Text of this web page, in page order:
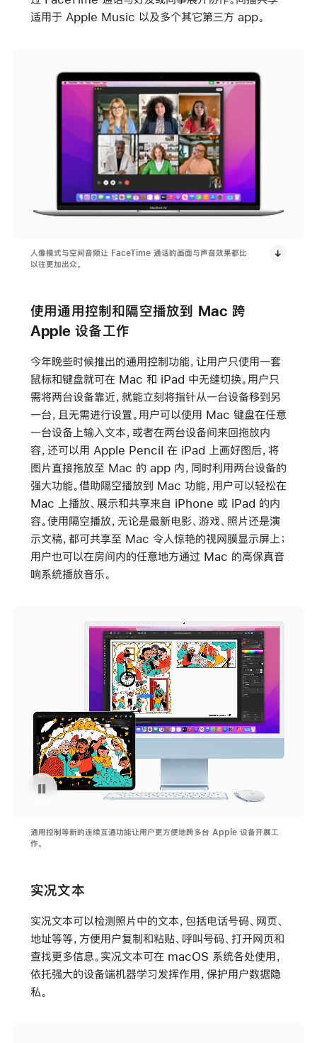
适用于 Apple Music 以及多个其它第三方 app。
人像模式与空间音频让 FaceTime 通话的画面与声音效果都比
以往更加出众。
使用通用控制和隔空播放到 Mac 跨
Apple 设备工作
今年晚些时候推出的通用控制功能，让用户只使用一套
鼠标和键盘就可在 Mac 和 iPad 中无缝切换。用户只
需将两台设备靠近，就能立刻将指针从一台设备移到另
一台，且无需进行设置。用户可以使用 Mac 键盘在任意
一台设备上输入文本，或者在两台设备间来回拖放内
容，还可以用 Apple Pencil 在 iPad 上画好图后，将
图片直接拖放至 Mac 的 app 内，同时利用两台设备的
强大功能。借助隔空播放到 Mac 功能，用户可以轻松在
Mac 上播放、展示和共享来自 iPhone 或 iPad 的内
容。使用隔空播放，无论是最新电影、游戏、照片还是演
示文稿，都可共享至 Mac 令人惊艳的视网膜显示屏上；
用户也可以在房间内的任意地方通过 Mac 的高保真音
响系统播放音乐。
重播视频 在 Mac 和 iPad 上使用通用控制绘画。
通用控制等新的连续互通功能让用户更方便地跨多台 Apple 设备开展工
作。
实况文本
实况文本可以检测照片中的文本，包括电话号码、网页、
地址等等，方便用户复制和粘贴、呼叫号码、打开网页和
查找更多信息。实况文本可在 macOS 系统各处使用，
依托强大的设备端机器学习发挥作用，保护用户数据隐
私。